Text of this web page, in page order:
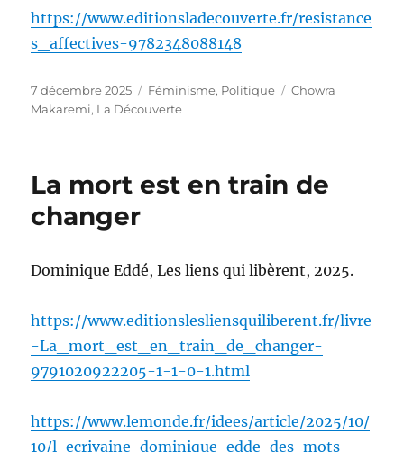
https://www.editionsladecouverte.fr/resistance
s_affectives-9782348088148
Publié
le
7 décembre 2025 Catégories
Féminisme, Politique Étiquettes
Chowra
Makaremi, La Découverte
La mort est en train de
changer
Dominique Eddé, Les liens qui libèrent, 2025.
https://www.editionslesliensquiliberent.fr/livre
-La_mort_est_en_train_de_changer-
9791020922205-1-1-0-1.html
https://www.lemonde.fr/idees/article/2025/10/
10/l-ecrivaine-dominique-edde-des-mots-